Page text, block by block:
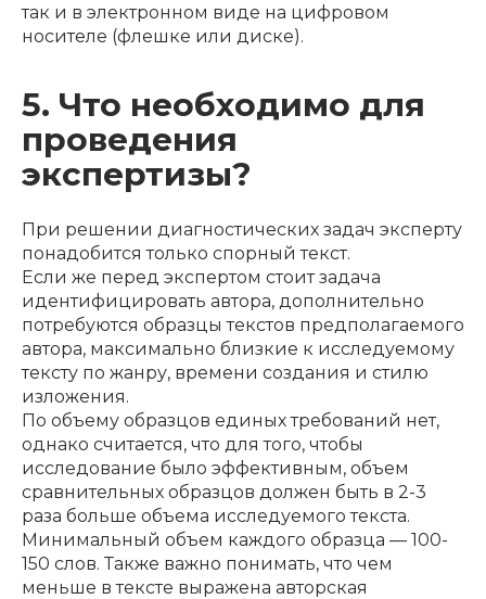
так и в электронном виде на цифровом
носителе (флешке или диске).
5. Что необходимо для
проведения
экспертизы?
При решении диагностических задач эксперту
понадобится только спорный текст.
Если же перед экспертом стоит задача
идентифицировать автора, дополнительно
потребуются образцы текстов предполагаемого
автора, максимально близкие к исследуемому
тексту по жанру, времени создания и стилю
изложения.
По объему образцов единых требований нет,
однако считается, что для того, чтобы
исследование было эффективным, объем
сравнительных образцов должен быть в 2-3
раза больше объема исследуемого текста.
Минимальный объем каждого образца — 100-
150 слов. Также важно понимать, что чем
меньше в тексте выражена авторская